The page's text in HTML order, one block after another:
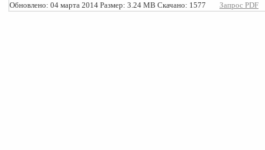
Обновлено: 04 марта 2014 Размер: 3.24 MB Скачано: 1577 Запрос PDF